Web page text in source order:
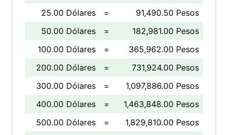
25.00 Dólares
=
91,490.50 Pesos
50.00 Dólares
=
182,981.00 Pesos
100.00 Dólares
=
365,962.00 Pesos
200.00 Dólares
=
731,924.00 Pesos
300.00 Dólares
=
1,097,886.00 Pesos
400.00 Dólares
=
1,463,848.00 Pesos
500.00 Dólares
=
1,829,810.00 Pesos